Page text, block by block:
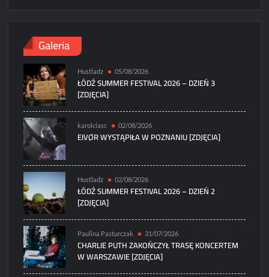
Galeria
Hustladz 05/08/2026
ŁÓDŹ SUMMER FESTIVAL 2026 – DZIEŃ 3
[ZDJĘCIA]
karolciasc 02/08/2026
EIVØR WYSTĄPIŁA W POZNANIU [ZDJĘCIA]
Hustladz 02/08/2026
ŁÓDŹ SUMMER FESTIVAL 2026 – DZIEŃ 2
[ZDJĘCIA]
Paulina Pasturczak 31/07/2026
CHARLIE PUTH ZAKOŃCZYŁ TRASĘ KONCERTEM
W WARSZAWIE [ZDJĘCIA]